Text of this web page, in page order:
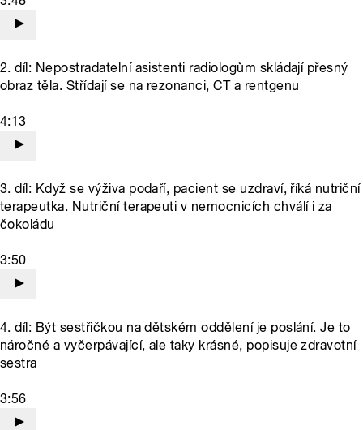
2. díl: Nepostradatelní asistenti radiologům skládají přesný
obraz těla. Střídají se na rezonanci, CT a rentgenu
4:13
3. díl: Když se výživa podaří, pacient se uzdraví, říká nutriční
terapeutka. Nutriční terapeuti v nemocnicích chválí i za
čokoládu
3:50
4. díl: Být sestřičkou na dětském oddělení je poslání. Je to
náročné a vyčerpávající, ale taky krásné, popisuje zdravotní
sestra
3:56